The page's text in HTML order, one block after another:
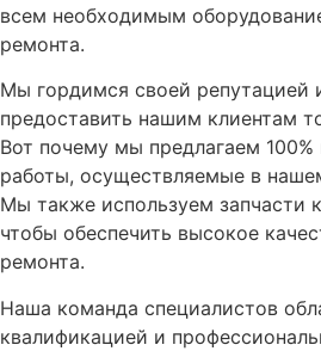
всем необходимым
ремонта.
Мы гордимся своей репутацией
предоставить нашим клиентам
Вот почему мы предлагаем 100%
работы, осуществляемые в
Мы также используем запчасти
чтобы обеспечить высокое
ремонта.
Наша команда специалистов
квалификацией и